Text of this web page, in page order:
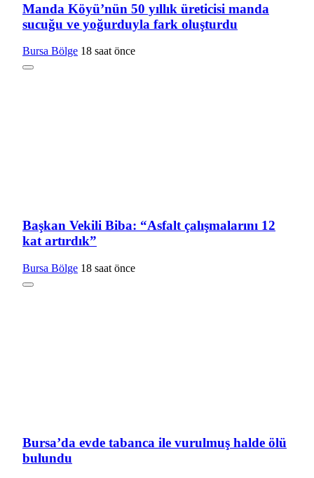
Manda Köyü’nün 50 yıllık üreticisi manda
sucuğu ve yoğurduyla fark oluşturdu
Bursa Bölge 18 saat önce
Başkan Vekili Biba: “Asfalt çalışmalarını 12
kat artırdık”
Bursa Bölge 18 saat önce
Bursa’da evde tabanca ile vurulmuş halde ölü
bulundu